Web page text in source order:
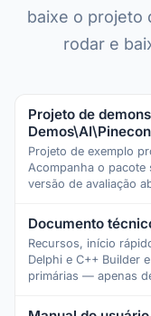
baixe o projeto
rodar e
Projeto de
Projeto de exemplo
Acompanha o
versão de avaliação
Documento
Recursos, início
Delphi e C++ Builder
primárias — apenas